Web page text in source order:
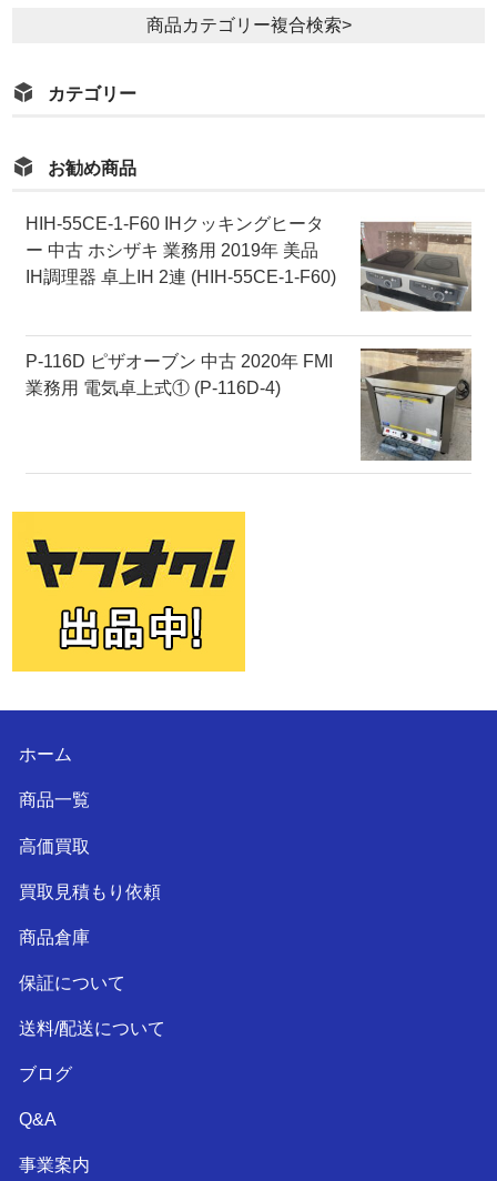
商品カテゴリー複合検索>
カテゴリー
お勧め商品
HIH-55CE-1-F60 IHクッキングヒータ
ー 中古 ホシザキ 業務用 2019年 美品
IH調理器 卓上IH 2連 (HIH-55CE-1-F60)
P-116D ピザオーブン 中古 2020年 FMI
業務用 電気卓上式① (P-116D-4)
ホーム
商品一覧
高価買取
買取見積もり依頼
商品倉庫
保証について
送料/配送について
ブログ
Q&A
事業案内